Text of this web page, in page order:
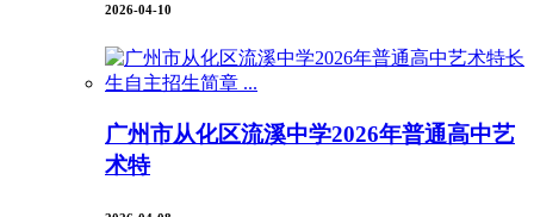
2026-04-10
广州市从化区流溪中学2026年普通高中艺
术特